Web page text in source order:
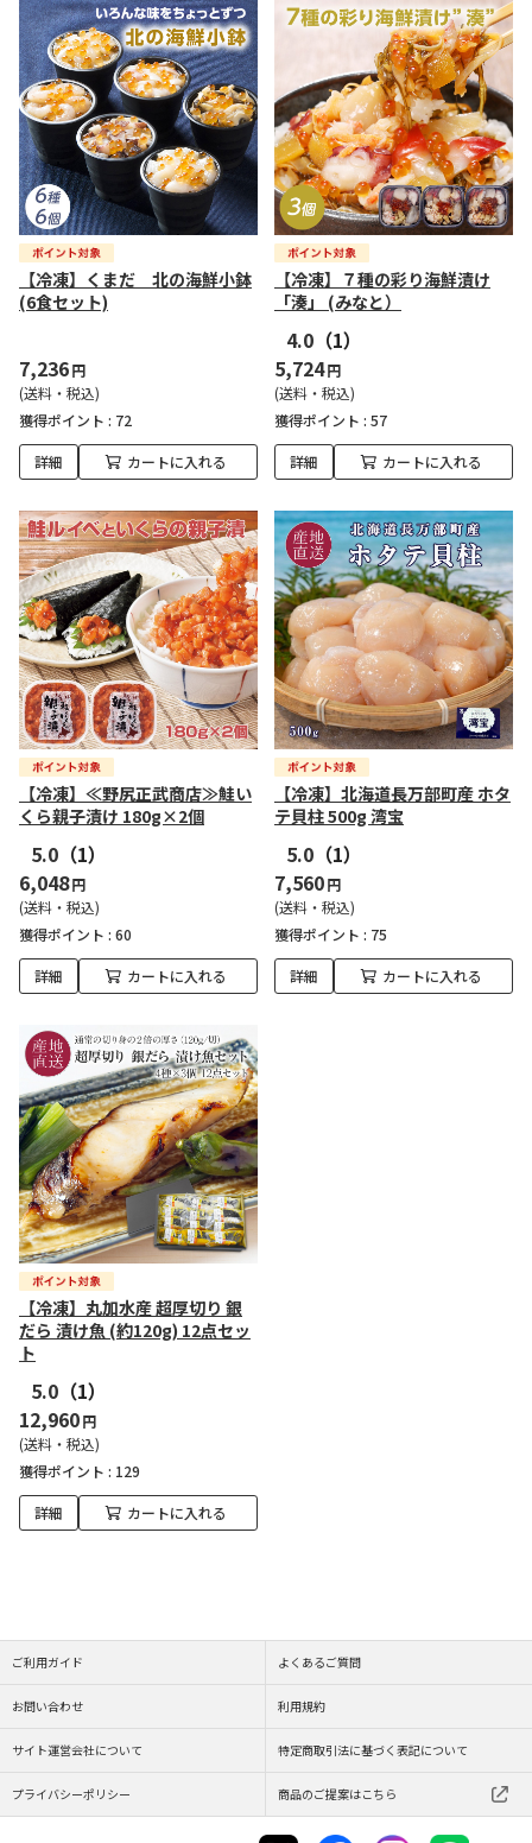
【冷凍】くまだ 北の海鮮小鉢
(6食セット)
7,236円
(送料・税込)
獲得ポイント : 72
詳細 カートに入れる
【冷凍】７種の彩り海鮮漬け
「湊」 (みなと）
4.0 （1）
5,724円
(送料・税込)
獲得ポイント : 57
詳細 カートに入れる
【冷凍】≪野尻正武商店≫鮭い
くら親子漬け 180g×2個
5.0 （1）
6,048円
(送料・税込)
獲得ポイント : 60
詳細 カートに入れる
【冷凍】北海道長万部町産 ホタ
テ貝柱 500g 湾宝
5.0 （1）
7,560円
(送料・税込)
獲得ポイント : 75
詳細 カートに入れる
【冷凍】丸加水産 超厚切り 銀
だら 漬け魚 (約120g) 12点セッ
ト
5.0 （1）
12,960円
(送料・税込)
獲得ポイント : 129
詳細 カートに入れる
ご利用ガイド よくあるご質問
お問い合わせ 利用規約
サイト運営会社について 特定商取引法に基づく表記について
プライバシーポリシー 商品のご提案はこちら